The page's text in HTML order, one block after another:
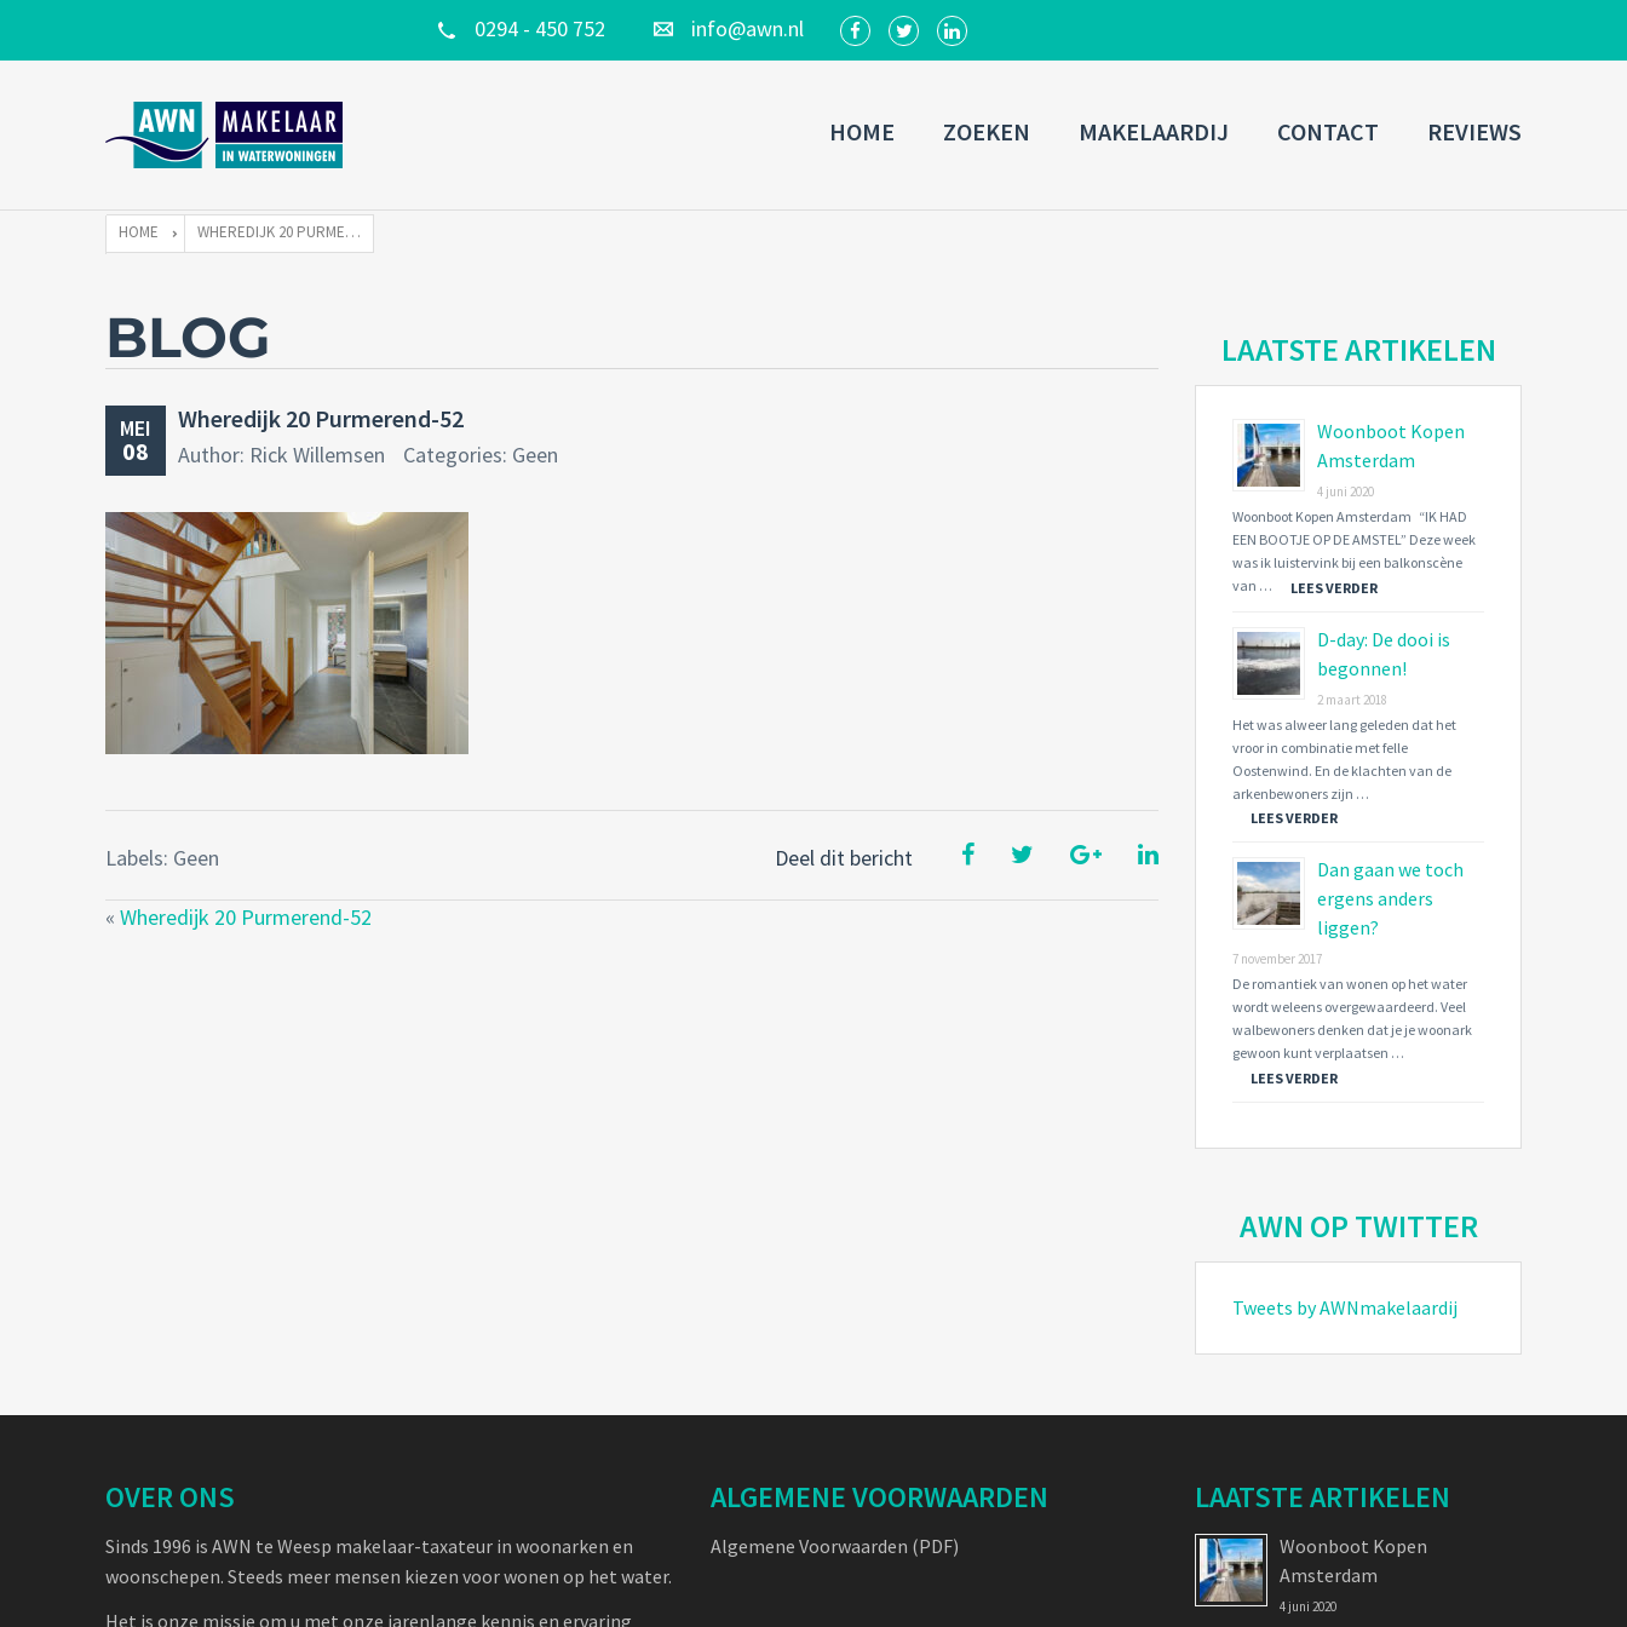
0294 - 450 752 info@awn.nl
Username
Connect with:
Forgot
password? SIGN IN
Remember me
HOME ZOEKEN MAKELAARDIJ CONTACT REVIEWS
HOME WHEREDIJK 20 PURMEREND-52
BLOG
MEI
08
Wheredijk 20 Purmerend-52
Author: Rick Willemsen Categories: Geen
Deel dit bericht
Labels: Geen
« Wheredijk 20 Purmerend-52
LAATSTE ARTIKELEN
Woonboot Kopen
Amsterdam
4 juni 2020
Woonboot Kopen Amsterdam “IK HAD
EEN BOOTJE OP DE AMSTEL” Deze week
was ik luistervink bij een balkonscène
van …
LEES VERDER
D-day: De dooi is
begonnen!
2 maart 2018
Het was alweer lang geleden dat het
vroor in combinatie met felle
Oostenwind. En de klachten van de
arkenbewoners zijn …
LEES VERDER
Dan gaan we toch
ergens anders
liggen?
7 november 2017
De romantiek van wonen op het water
wordt weleens overgewaardeerd. Veel
walbewoners denken dat je je woonark
gewoon kunt verplaatsen …
LEES VERDER
AWN OP TWITTER
Tweets by AWNmakelaardij
OVER ONS
Sinds 1996 is AWN te Weesp makelaar-taxateur in woonarken en
woonschepen. Steeds meer mensen kiezen voor wonen op het water.
Het is onze missie om u met onze jarenlange kennis en ervaring
ALGEMENE VOORWAARDEN
Algemene Voorwaarden (PDF)
LAATSTE ARTIKELEN
Woonboot Kopen
Amsterdam
4 juni 2020